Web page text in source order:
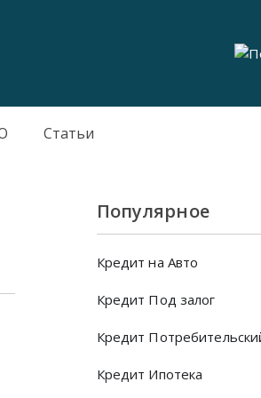
Статьи
Популярное
Кредит на Авто
Кредит Под залог
Кредит
Кредит Ипотека